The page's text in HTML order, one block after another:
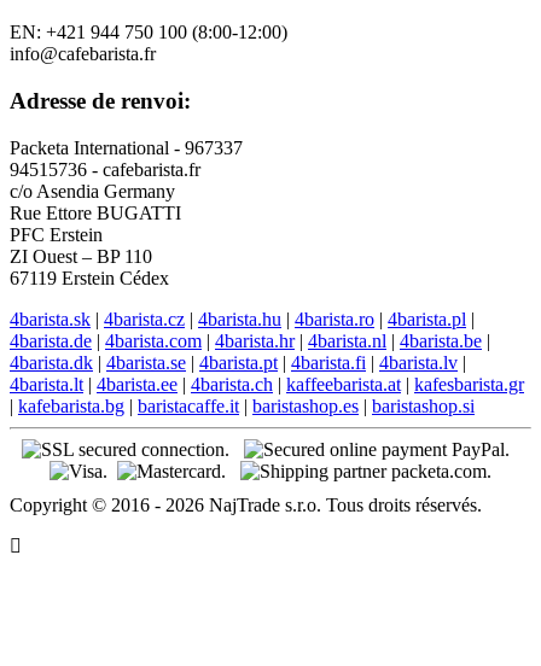
EN: +421 944 750 100 (8:00-12:00)
info@cafebarista.fr
Adresse de renvoi:
Packeta International - 967337
94515736 - cafebarista.fr
c/o Asendia Germany
Rue Ettore BUGATTI
PFC Erstein
ZI Ouest – BP 110
67119 Erstein Cédex
4barista.sk | 4barista.cz | 4barista.hu | 4barista.ro | 4barista.pl |
4barista.de | 4barista.com | 4barista.hr| 4barista.nl | 4barista.be |
4barista.dk | 4barista.se | 4barista.pt | 4barista.fi | 4barista.lv |
4barista.lt | 4barista.ee | 4barista.ch | kaffeebarista.at | kafesbarista.gr
| kafebarista.bg | baristacaffe.it | baristashop.es | baristashop.si
Copyright © 2016 - 2026 NajTrade s.r.o. Tous droits réservés.